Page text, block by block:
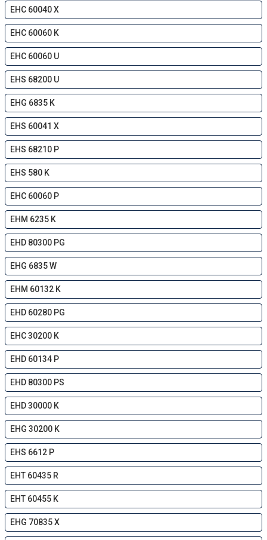
EHC 60040 X
EHC 60060 K
EHC 60060 U
EHS 68200 U
EHG 6835 K
EHS 60041 X
EHS 68210 P
EHS 580 K
EHC 60060 P
EHM 6235 K
EHD 80300 PG
EHG 6835 W
EHM 60132 K
EHD 60280 PG
EHC 30200 K
EHD 60134 P
EHD 80300 PS
EHD 30000 K
EHG 30200 K
EHS 6612 P
EHT 60435 R
EHT 60455 K
EHG 70835 X